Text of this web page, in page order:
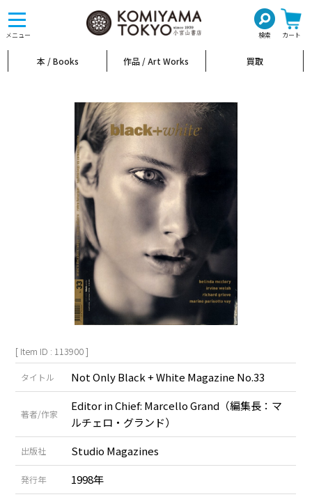
メニュー 検索 カート
toggle
navigation
本 / Books 作品 / Art Works 買取
[ Item ID : 113900 ]
タイトル Not Only Black + White Magazine No.33
著者/作家
Editor in Chief: Marcello Grand（編集長：マ
ルチェロ・グランド）
出版社 Studio Magazines
発行年 1998年